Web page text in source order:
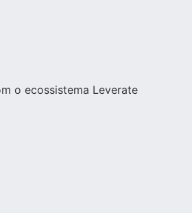
o ecossistema Leverate